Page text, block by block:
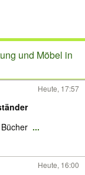
und Möbel in
Heute, 17:57
...
Heute, 16:00